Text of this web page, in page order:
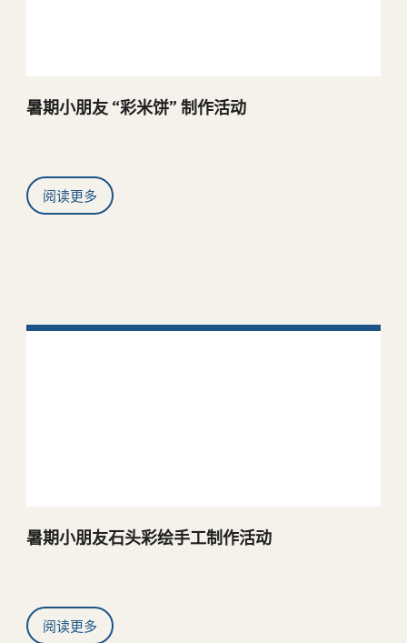
暑期小朋友 “彩米饼” 制作活动
阅读更多
暑期小朋友石头彩绘手工制作活动
阅读更多